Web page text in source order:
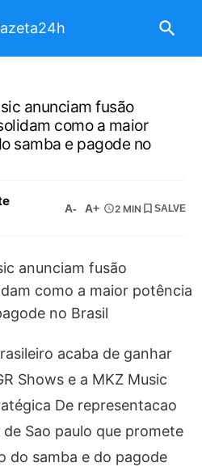
anunciam fusão
como a maior
samba e pagode no
A- A+ 2 MIN SALVE
acaba de ganhar
Shows e a MKZ Music
De representacao
Sao paulo que promete
do samba e do pagode